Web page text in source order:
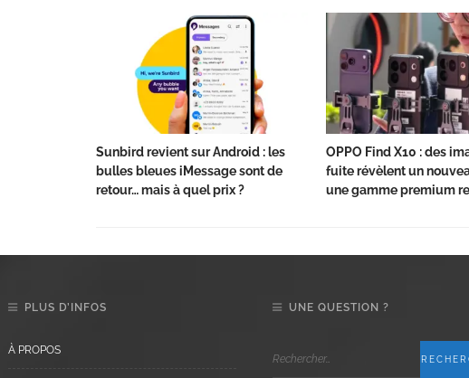
Sunbird revient sur Android : les
bulles bleues iMessage sont de
retour… mais à quel prix ?
OPPO Find X10 : des
fuite révèlent un
une gamme premium
PLUS D’INFOS
À PROPOS
UNE QUESTION ?